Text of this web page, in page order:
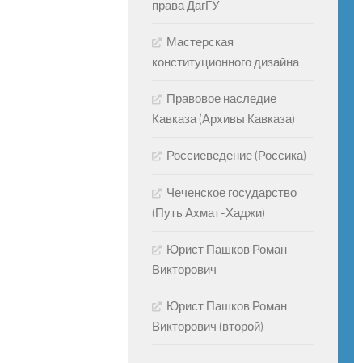
права ДагГУ
Мастерская
конституционного дизайна
Правовое наследие
Кавказа (Архивы Кавказа)
Россиеведение (Россика)
Чеченское государство
(Путь Ахмат-Хаджи)
Юрист Пашков Роман
Викторович
Юрист Пашков Роман
Викторович (второй)